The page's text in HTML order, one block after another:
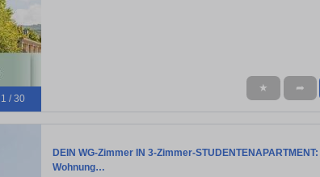
1 / 30
★ ➦
DEIN WG-Zimmer IN 3-Zimmer-
Wohnung…